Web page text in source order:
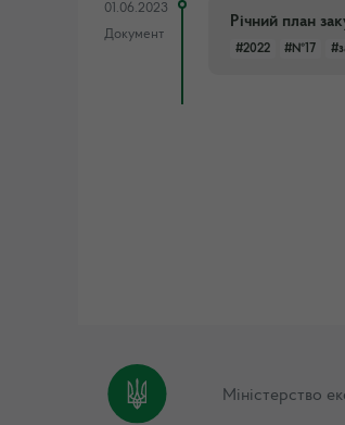
01.06.2023
Документ
Річний план
#2022 #№17
Міністерство